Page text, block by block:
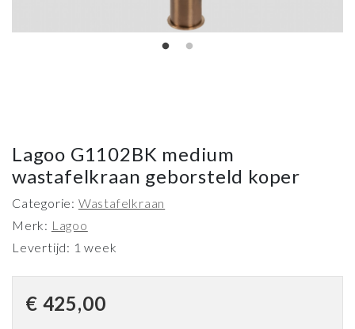
Lagoo G1102BK medium
wastafelkraan geborsteld koper
Categorie: Wastafelkraan
Merk: Lagoo
Levertijd: 1 week
€ 425,00